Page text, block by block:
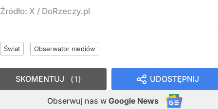
Źródło: X / DoRzeczy.pl
Świat Obserwator mediów
UDOSTĘPNIJ
Obserwuj nas w Google News
SKOMENTUJ 1